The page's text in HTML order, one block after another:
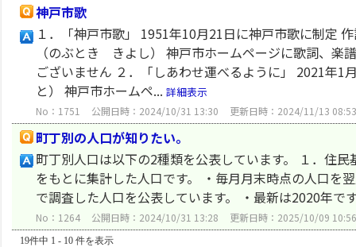
神戸市歌
１．「神戸市歌」 1951年10月21日に神戸市歌に制
（のぶとき きよし） 神戸市ホームページに歌詞、楽
ございません ２．「しあわせ運べるように」 2021
と） 神戸市ホームペ... 詳細表示
No：1751 公開日時：2024/10/31 13:30 更新日時：2024/11/13 08:53
町丁別の人口が知りたい。
町丁別人口は以下の2種類を公表しています。 １．住
をもとに集計した人口です。 ・毎月月末時点の人口を
で調査した人口を公表しています。 ・最新は2020年で
No：1264 公開日時：2024/10/31 13:28 更新日時：2025/10/09 10:56
19件中 1 - 10 件を表示